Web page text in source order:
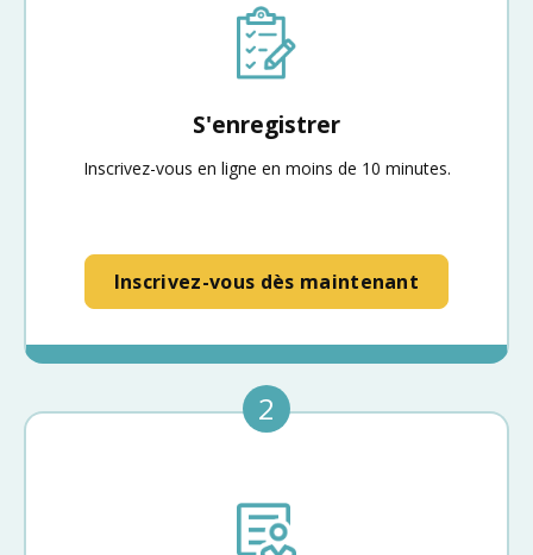
S'enregistrer
Inscrivez-vous en ligne en moins de 10 minutes.
Inscrivez-vous dès maintenant
2